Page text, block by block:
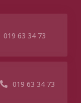
019 63 34 73
019 63 34 73